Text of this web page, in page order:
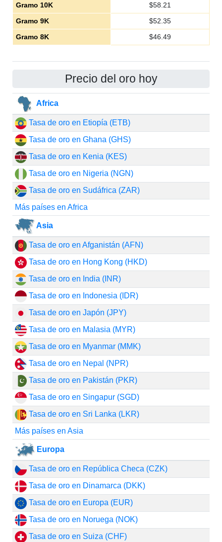
Gramo 10K
$58.21
Gramo 9K
$52.35
Gramo 8K
$46.49
Precio del oro hoy
Africa
Tasa de oro en Etiopía (ETB)
Tasa de oro en Ghana (GHS)
Tasa de oro en Kenia (KES)
Tasa de oro en Nigeria (NGN)
Tasa de oro en Sudáfrica (ZAR)
Más países en Africa
Asia
Tasa de oro en Afganistán (AFN)
Tasa de oro en Hong Kong (HKD)
Tasa de oro en India (INR)
Tasa de oro en Indonesia (IDR)
Tasa de oro en Japón (JPY)
Tasa de oro en Malasia (MYR)
Tasa de oro en Myanmar (MMK)
Tasa de oro en Nepal (NPR)
Tasa de oro en Pakistán (PKR)
Tasa de oro en Singapur (SGD)
Tasa de oro en Sri Lanka (LKR)
Más países en Asia
Europa
Tasa de oro en República Checa (CZK)
Tasa de oro en Dinamarca (DKK)
Tasa de oro en Europa (EUR)
Tasa de oro en Noruega (NOK)
Tasa de oro en Suiza (CHF)